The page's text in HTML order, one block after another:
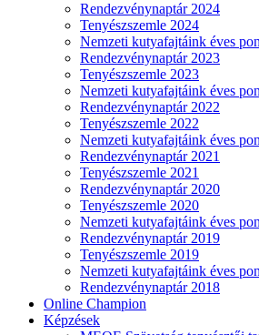
Rendezvénynaptár 2024
Tenyészszemle 2024
Nemzeti kutyafajtáink éves
Rendezvénynaptár 2023
Tenyészszemle 2023
Nemzeti kutyafajtáink éves
Rendezvénynaptár 2022
Tenyészszemle 2022
Nemzeti kutyafajtáink éves
Rendezvénynaptár 2021
Tenyészszemle 2021
Rendezvénynaptár 2020
Tenyészszemle 2020
Nemzeti kutyafajtáink éves
Rendezvénynaptár 2019
Tenyészszemle 2019
Nemzeti kutyafajtáink éves
Rendezvénynaptár 2018
Online Champion
Képzések